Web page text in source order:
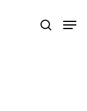
search